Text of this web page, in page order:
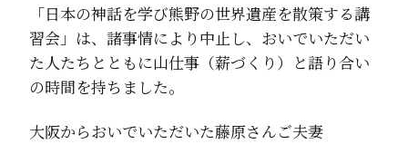
「日本の神話を学び熊野の世界遺産を散策する講
習会」は、諸事情により中止し、おいでいただい
た人たちとともに山仕事（薪づくり）と語り合い
の時間を持ちました。
大阪からおいでいただいた藤原さんご夫妻